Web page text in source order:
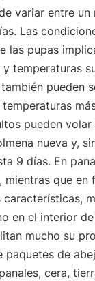
variar entre un
Las
las pupas
temperaturas
también pueden
pueden volar
nueva y,
9 días. En
mientras que en
características,
en el interior
mucho su
paquetes de
cera,